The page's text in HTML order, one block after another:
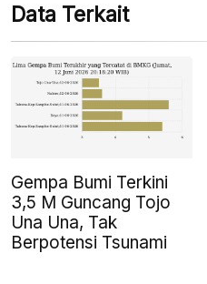
Data Terkait
Gempa Bumi Terkini
3,5 M Guncang Tojo
Una Una, Tak
Berpotensi Tsunami